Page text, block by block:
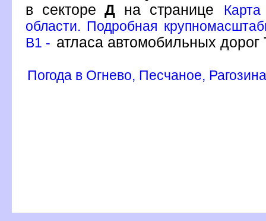
сектореД на странице
области. Подробная
B1 - атласа автомобильных
Погода в Огнево, Песчаное, Рагозина